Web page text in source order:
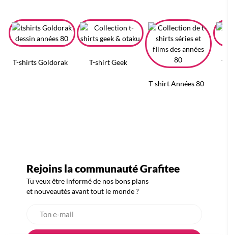
T-shirts Goldorak T-shirt Geek
T-shirt Années 80
Rejoins la communauté Grafitee
Tu veux être informé de nos bons plans
et nouveautés avant tout le monde ?